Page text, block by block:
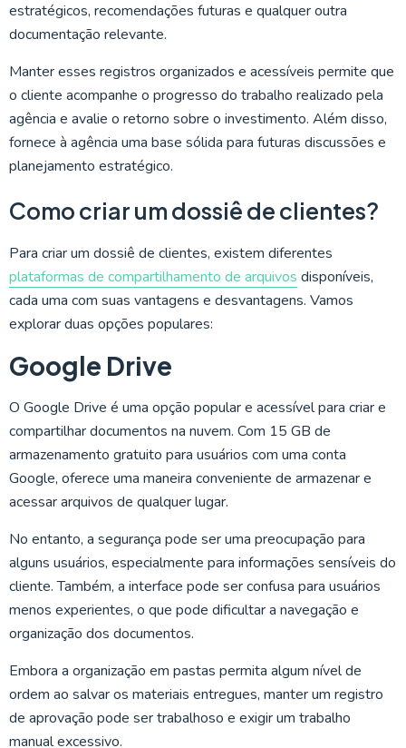
estratégicos, recomendações futuras e qualquer outra
documentação relevante.
Manter esses registros organizados e acessíveis permite que
o cliente acompanhe o progresso do trabalho realizado pela
agência e avalie o retorno sobre o investimento. Além disso,
fornece à agência uma base sólida para futuras discussões e
planejamento estratégico.
Como criar um dossiê de clientes?
Para criar um dossiê de clientes, existem diferentes
plataformas de compartilhamento de arquivos disponíveis,
cada uma com suas vantagens e desvantagens. Vamos
explorar duas opções populares:
Google Drive
O Google Drive é uma opção popular e acessível para criar e
compartilhar documentos na nuvem. Com 15 GB de
armazenamento gratuito para usuários com uma conta
Google, oferece uma maneira conveniente de armazenar e
acessar arquivos de qualquer lugar.
No entanto, a segurança pode ser uma preocupação para
alguns usuários, especialmente para informações sensíveis do
cliente. Também, a interface pode ser confusa para usuários
menos experientes, o que pode dificultar a navegação e
organização dos documentos.
Embora a organização em pastas permita algum nível de
ordem ao salvar os materiais entregues, manter um registro
de aprovação pode ser trabalhoso e exigir um trabalho
manual excessivo.